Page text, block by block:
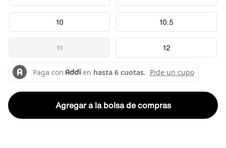
10 10.5
11 12
Agregar a la bolsa de compras